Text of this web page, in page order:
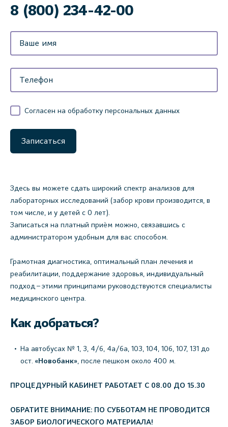
8 (800) 234-42-00
Согласен на обработку персональных данных
Записаться
Здесь вы можете сдать широкий спектр анализов для
лабораторных исследований (забор крови производится, в
том числе, и у детей с 0 лет).
Записаться на платный приём можно, связавшись с
администратором удобным для вас способом.
Грамотная диагностика, оптимальный план лечения и
реабилитации, поддержание здоровья, индивидуальный
подход – этими принципами руководствуются специалисты
медицинского центра.
Как добраться?
На автобусах № 1, 3, 4/6, 4а/6а, 103, 104, 106, 107, 131 до
ост. «Новобанк» , после пешком около 400 м.
ПРОЦЕДУРНЫЙ КАБИНЕТ РАБОТАЕТ С 08.00 ДО 15.30
ОБРАТИТЕ ВНИМАНИЕ: ПО СУББОТАМ НЕ ПРОВОДИТСЯ
ЗАБОР БИОЛОГИЧЕСКОГО МАТЕРИАЛА!